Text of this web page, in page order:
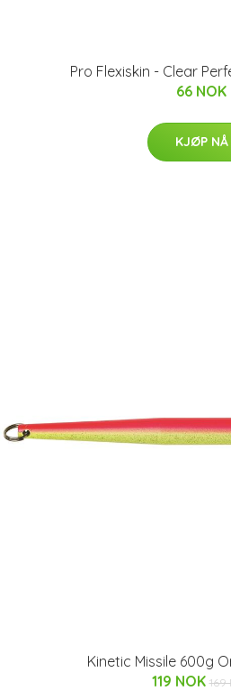
Pro Flexiskin - Clear
66 NOK
KJØP NÅ
Kinetic Missile 600g
119 NOK 169